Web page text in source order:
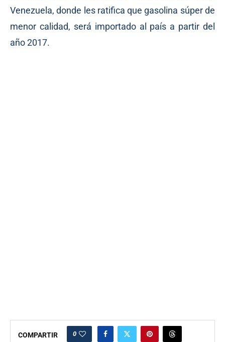
Venezuela, donde les ratifica que gasolina súper de
menor calidad, será importado al país a partir del
año 2017.
COMPARTIR 0